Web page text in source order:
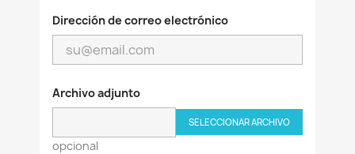
Dirección de correo electrónico
Archivo adjunto
SELECCIONAR ARCHIVO
opcional